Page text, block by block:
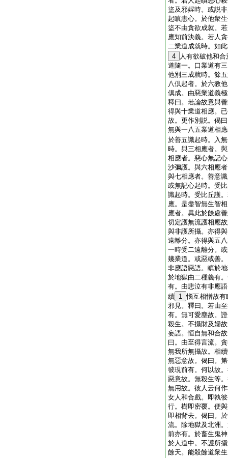
盜及邪婬時。或説
起瞋恚心。於他衆
盜不由貪欲成就。
應知前決義。若人
二業道成就時。如
4
人有欲破他和
道隨一。口業道有
他別三成就時。餘
八倶起者。於六教
倶成。由惡業道義
釋曰。若論故意與
得與十業道相應。
故。更作別説。偈
無與一八五業道相
於善五識起時。入
時。與三相應者。
相應者。惡心無記
沙彌護。與六相應
與七相應者。善意
或無記心起時。受
識起時。受比丘護
應。是盡智無生智
應者。異此於餘處
切定護無流護相應
與非護所攝。亦得
遠離分。亦得與五
一時受二遠離分。
幾業道。或惡或善
非應語惡語。瞋於
於地獄由二種義有
有。由悲泣有非應
續 1 惱互相憎故有
邪見。釋曰。若由
有。無可愛塵故。
殺生。不攝財及婦
妄語。恒自無和合
曰。由至得言流。
無我所無攝故。相
無惡意故。偈曰。
彼現前有。何以故
惡意故。無殺生等
無用故。彼人云何
女人和合戲。即執
行。樹即密覆。便
即相背去。偈曰。
流。除地獄及北洲
前亦有。於畜生鬼
於人道中。不護所
餘天。能殺餘道衆